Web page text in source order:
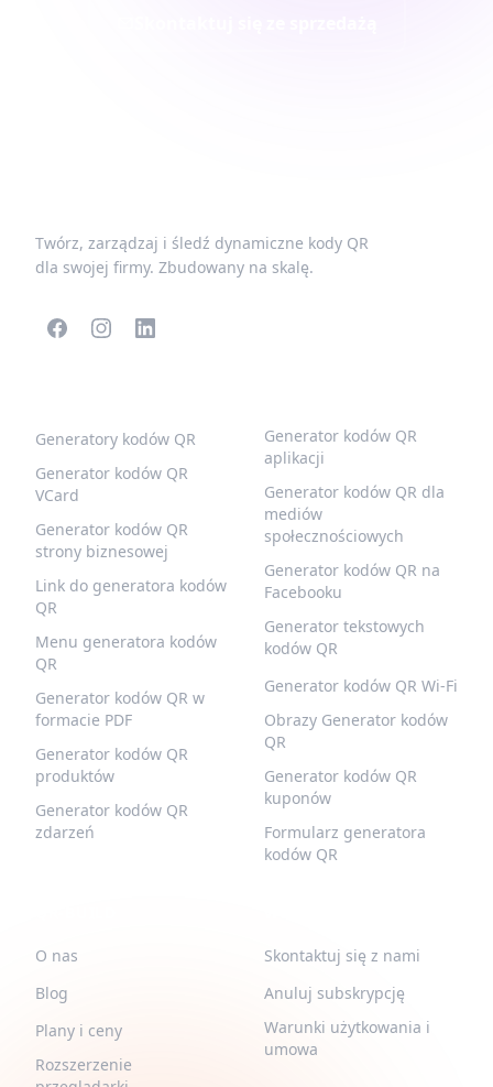
Twórz, zarządzaj i śledź dynamiczne kody QR
dla swojej firmy. Zbudowany na skalę.
Generatory kodów QR
Generator kodów QR
VCard
Generator kodów QR
strony biznesowej
Link do generatora kodów
QR
Menu generatora kodów
QR
Generator kodów QR w
formacie PDF
Generator kodów QR
produktów
Generator kodów QR
zdarzeń
Generator kodów QR
aplikacji
Generator kodów QR dla
mediów
społecznościowych
Generator kodów QR na
Facebooku
Generator tekstowych
kodów QR
Generator kodów QR Wi-Fi
Obrazy Generator kodów
QR
Generator kodów QR
kuponów
Formularz generatora
kodów QR
O nas
Blog
Plany i ceny
Rozszerzenie
Skontaktuj się z nami
Anuluj subskrypcję
Warunki użytkowania i
umowa